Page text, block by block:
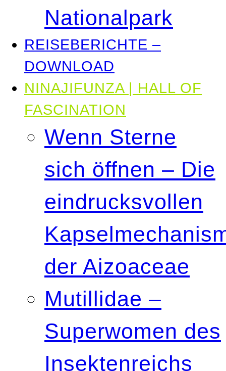
Nationalpark
REISEBERICHTE –
DOWNLOAD
NINAJIFUNZA | HALL OF
FASCINATION
Wenn Sterne
sich öffnen – Die
eindrucksvollen
der Aizoaceae
Mutillidae –
Superwomen des
Insektenreichs